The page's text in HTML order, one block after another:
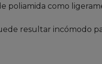
poliamida como
resultar incómodo